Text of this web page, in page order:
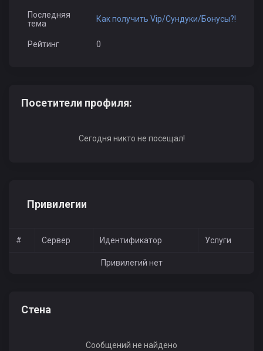
Последняя
тема
Как получить Vip/Сундуки/Бонусы?!
Рейтинг 0
Посетители профиля:
Сегодня никто не посещал!
Привилегии
# Сервер Идентификатор Услуги
Привилегий нет
Стена
Сообщений не найдено